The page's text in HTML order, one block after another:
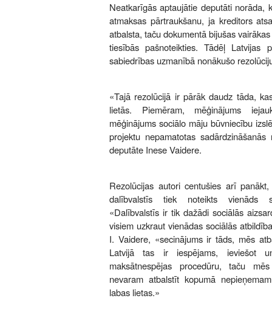
Neatkarīgās aptaujātie deputāti norāda,
atmaksas pārtraukšanu, ja kreditors
atbalsta, taču dokumentā bijušas
tiesībās pašnoteikties. Tādēļ Latvijas
sabiedrības uzmanībā nonākušo
«Tajā rezolūcijā ir pārāk daudz tāda,
lietās. Piemēram, mēģinājums
mēģinājums sociālo māju būvniecību
projektu nepamatotas
deputāte Inese Vaidere.
Rezolūcijas autori centušies arī
dalībvalstīs tiek noteikts vienāds
«Dalībvalstīs ir tik dažādi sociālās
visiem uzkraut vienādas sociālās
I. Vaidere, «secinājums ir tāds, mēs
Latvijā tas ir iespējams, ieviešot
maksātnespējas procedūru, taču
nevaram atbalstīt kopumā
labas lietas.»